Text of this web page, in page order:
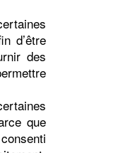
d’être
des
que